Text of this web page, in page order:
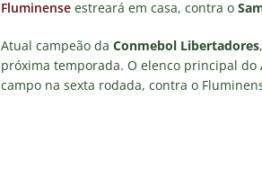
[ 7 de agosto de 2026 ]
clássico decisivo pelo
Fluminense estreará em casa, contra o
Atual campeão da Conmebol Libertadores
próxima temporada. O elenco principal
campo na sexta rodada, contra o